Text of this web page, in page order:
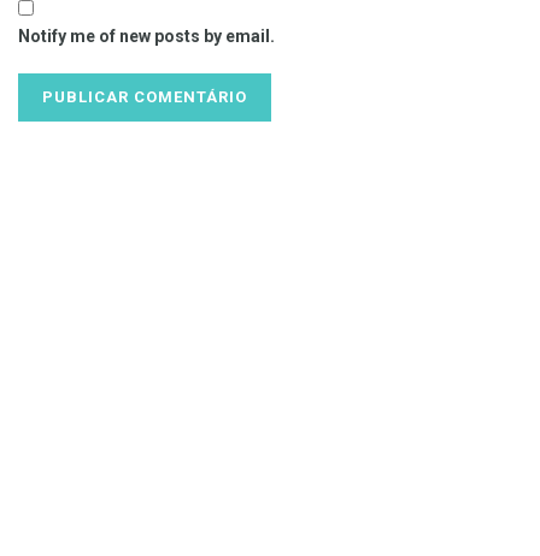
Notify me of new posts by email.